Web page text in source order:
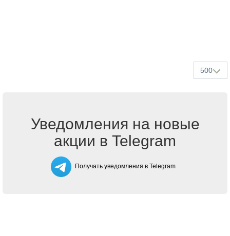
500
Уведомления на новые
акции в Telegram
Получать уведомления в Telegram